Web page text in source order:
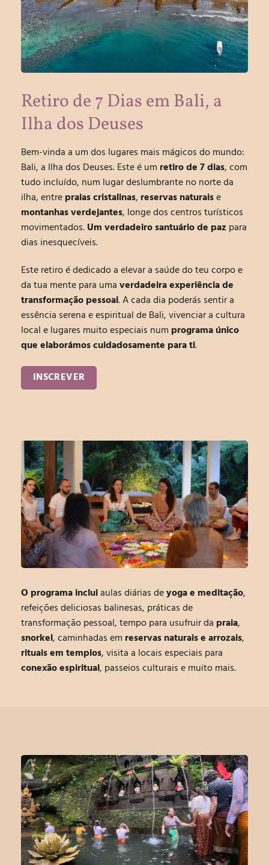
Retiro de 7 Dias em Bali, a
Ilha dos Deuses
Bem-vinda a um dos lugares mais mágicos do mundo:
Bali, a Ilha dos Deuses.Este é um retiro de 7 dias,com
tudo incluído, num lugar deslumbrante no norte da
ilha, entrepraias cristalinas, reservas naturaise
montanhas verdejantes, longe dos centros turísticos
movimentados.Um verdadeiro santuário de paz para
dias inesquecíveis.
Este retiro é dedicadoa elevar a saúde do teu corpo e
da tua mente para umaverdadeira experiência de
transformação pessoal.A cada dia poderás sentir a
essência serena e espiritual de Bali, vivenciar a cultura
local e lugares muito especiais num programa único
que elaborámos cuidadosamente para ti.
INSCREVER
O programa incluiaulas diárias deyoga e meditação,
refeições deliciosas balinesas, práticas de
transformação pessoal, tempo para usufruir da praia,
snorkel,caminhadasem reservas naturais e arrozais,
rituais em templos, visita a locais especiais para
conexão espiritual, passeios culturais e muito mais.